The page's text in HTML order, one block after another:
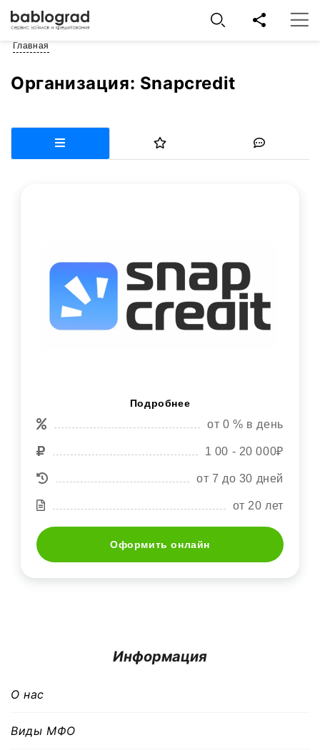
Организация: Snapcredit
Главная
Подробнее
от 0 % в день
1 00 - 20 000₽
от 7 до 30 дней
от 20 лет
Оформить онлайн
Информация
О нас
Виды МФО